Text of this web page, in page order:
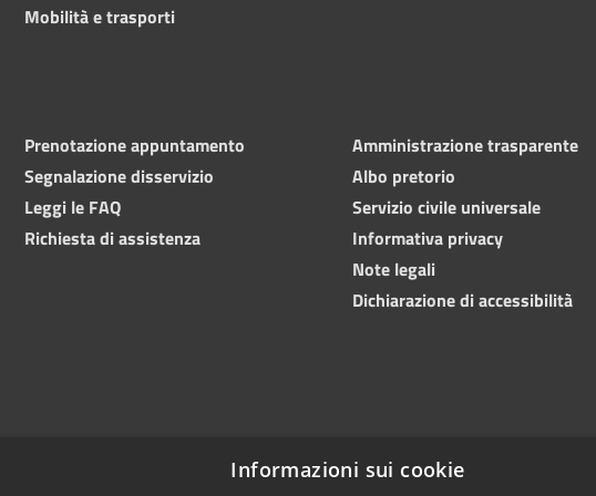
Mobilità e trasporti
Prenotazione appuntamento
Segnalazione disservizio
Leggi le FAQ
Richiesta di assistenza
Amministrazione trasparente
Albo pretorio
Servizio civile universale
Informativa privacy
Note legali
Dichiarazione di accessibilità
Informazioni sui cookie